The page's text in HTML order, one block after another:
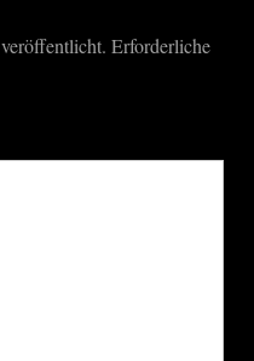
Erforderliche